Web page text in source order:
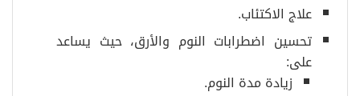
علاج الاكتئاب.
تحسين اضطرابات النوم والأرق، حيث يساعد
على:
زيادة مدة النوم.